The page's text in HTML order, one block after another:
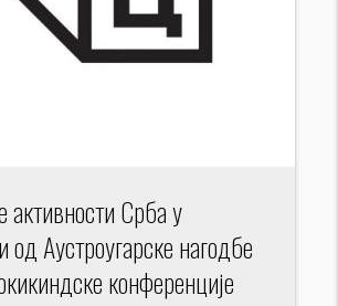
активности Срба у
од Аустроугарске нагодбе
конференције